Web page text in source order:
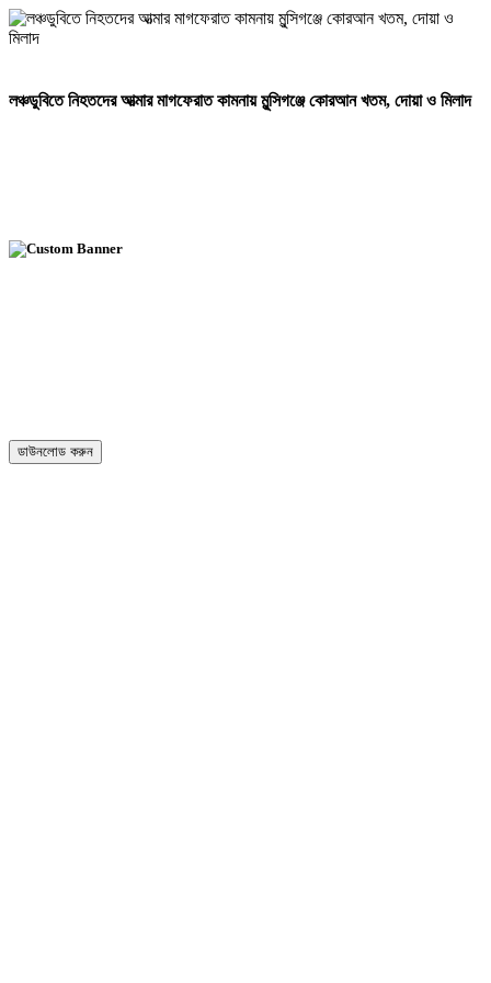
লঞ্চডুবিতে নিহতদের আত্মার মাগফেরাত কামনায় মুন্সিগঞ্জে কোরআন খতম, দোয়া ও মিলাদ
ডাউনলোড করুন